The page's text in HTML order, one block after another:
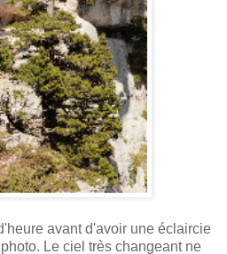
avant d'avoir une éclaircie
Le ciel très changeant ne